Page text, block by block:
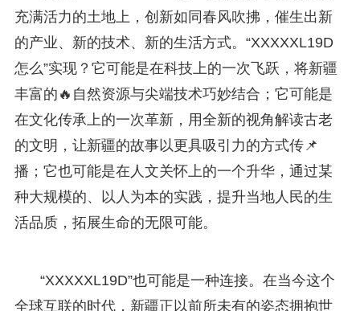
充满活力的土地上，创新如同春风吹拂，催生出新
的产业、新的技术、新的生活方式。“XXXXXL19D
怎么”实现？它可能是在科技上的一次飞跃，将新疆
丰富的🔥自然资源与尖端技术巧妙结合；它可能是
在文化传承上的一次革新，用全新的视角解读古老
的文明，让新疆的故事以更具吸引力的方式传📌
播；它也可能是在人文关怀上的一个升华，通过某
种大规模的、以人为本的实践，提升当地人民的生
活品质，拓展生命的无限可能。
“XXXXXL19D”也可能是一种连接。在当今这个
全球互联的时代，新疆正以前所未有的姿态拥抱世